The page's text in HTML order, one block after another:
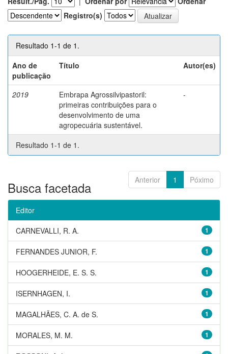
Registro(s)
Resultado 1-1 de 1.
Ano de
publicação
Título Autor(es)
2019
Embrapa Agrossilvipastoril:
primeiras contribuições para o
desenvolvimento de uma
agropecuária sustentável.
-
Resultado 1-1 de 1.
Anterior 1 Póximo
Busca facetada
Editor
1
CARNEVALLI, R. A.
1
FERNANDES JUNIOR, F.
1
HOOGERHEIDE, E. S. S.
1
ISERNHAGEN, I.
1
MAGALHÃES, C. A. de S.
1
MORALES, M. M.